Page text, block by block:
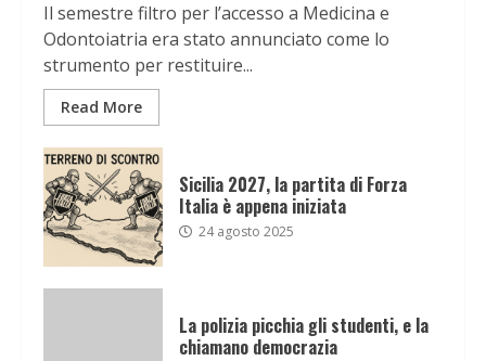
Il semestre filtro per l’accesso a Medicina e
Odontoiatria era stato annunciato come lo
strumento per restituire...
Read More
Sicilia 2027, la partita di Forza
Italia è appena iniziata
24 agosto 2025
La polizia picchia gli studenti, e la
chiamano democrazia